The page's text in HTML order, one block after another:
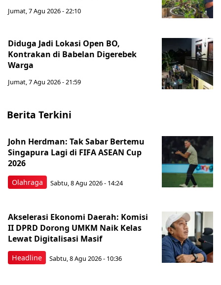
Jumat, 7 Agu 2026 - 22:10
Diduga Jadi Lokasi Open BO,
Kontrakan di Babelan Digerebek
Warga
Jumat, 7 Agu 2026 - 21:59
Berita Terkini
Olahraga
John Herdman: Tak Sabar Bertemu
Singapura Lagi di FIFA ASEAN Cup
2026
Sabtu, 8 Agu 2026 - 14:24
Headline
Akselerasi Ekonomi Daerah: Komisi
II DPRD Dorong UMKM Naik Kelas
Lewat Digitalisasi Masif
Sabtu, 8 Agu 2026 - 10:36